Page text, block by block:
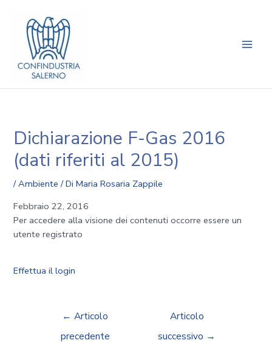
contenuto
Dichiarazione F-Gas 2016
(dati riferiti al 2015)
/Ambiente / DiMaria Rosaria Zappile
Febbraio 22, 2016
Per accedere alla visione dei contenuti occorre essere un
utente registrato
Effettua il login
articoli
← Articolo
precedente
Articolo
successivo →